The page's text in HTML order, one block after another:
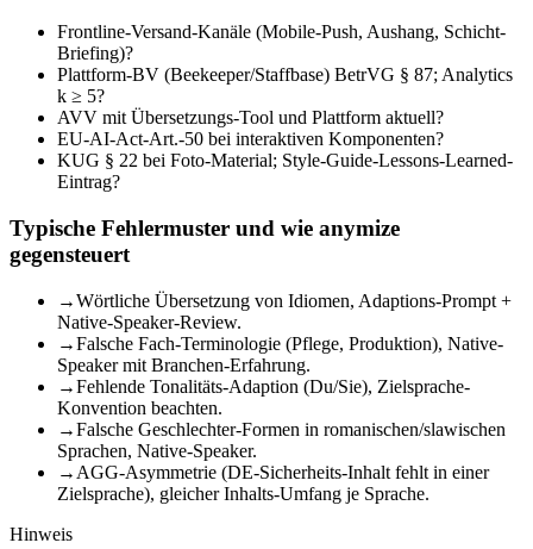
Frontline-Versand-Kanäle (Mobile-Push, Aushang, Schicht-
Briefing)?
Plattform-BV (Beekeeper/Staffbase) BetrVG § 87; Analytics
k ≥ 5?
AVV mit Übersetzungs-Tool und Plattform aktuell?
EU-AI-Act-Art.-50 bei interaktiven Komponenten?
KUG § 22 bei Foto-Material; Style-Guide-Lessons-Learned-
Eintrag?
Typische Fehlermuster und wie anymize
gegensteuert
→Wörtliche Übersetzung von Idiomen, Adaptions-Prompt +
Native-Speaker-Review.
→Falsche Fach-Terminologie (Pflege, Produktion), Native-
Speaker mit Branchen-Erfahrung.
→Fehlende Tonalitäts-Adaption (Du/Sie), Zielsprache-
Konvention beachten.
→Falsche Geschlechter-Formen in romanischen/slawischen
Sprachen, Native-Speaker.
→ AGG-Asymmetrie (DE-Sicherheits-Inhalt fehlt in einer
Zielsprache), gleicher Inhalts-Umfang je Sprache.
Hinweis